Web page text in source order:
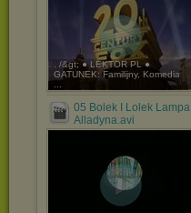
. /&gt; ● LEKTOR PL ●
GATUNEK: Familijny, Komedia
05 Bolek I Lolek Lampa
Alladyna.avi